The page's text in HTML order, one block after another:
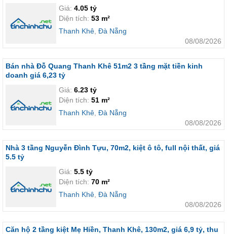
Giá: 4.05 tỷ
Diện tích: 53 m²
Thanh Khê Đà Nẵng
08/08/2026
Bán nhà Đỗ Quang Thanh Khê 51m2 3 tầng mặt tiền kinh
doanh giá 6,23 tỷ
Giá: 6.23 tỷ
Diện tích: 51 m²
Thanh Khê Đà Nẵng
08/08/2026
Nhà 3 tầng Nguyễn Đình Tựu, 70m2, kiệt ô tô, full nội thất, giá
5.5 tỷ
Giá: 5.5 tỷ
Diện tích: 70 m²
Thanh Khê Đà Nẵng
08/08/2026
Căn hộ 2 tầng kiệt Mẹ Hiền, Thanh Khê, 130m2, giá 6,9 tỷ, thu